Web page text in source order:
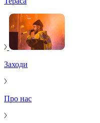
Заходи
Про нас